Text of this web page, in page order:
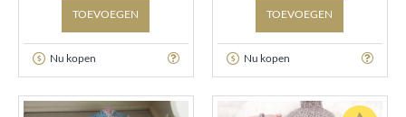
TOEVOEGEN
Nu kopen
TOEVOEGEN
Nu kopen